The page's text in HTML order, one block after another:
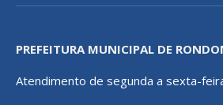
PREFEITURA MUNICIPAL DE
Atendimento de segunda a sexta-